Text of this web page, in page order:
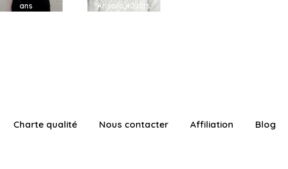
ans
Arisara,40 ans
Charte qualité Nous contacter Affiliation Blog